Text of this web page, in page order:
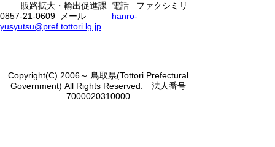
販路拡大・輸出促進課 電話
ファクシミリ
0857-21-0609 メール
hanro-
yusyutsu@pref.tottori.lg.jp
Copyright(C) 2006～ 鳥取県(Tottori Prefectural
Government) All Rights Reserved. 法人番号
7000020310000